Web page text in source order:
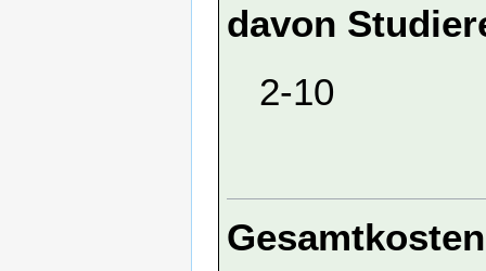
davon
2-10
Gesamtkosten